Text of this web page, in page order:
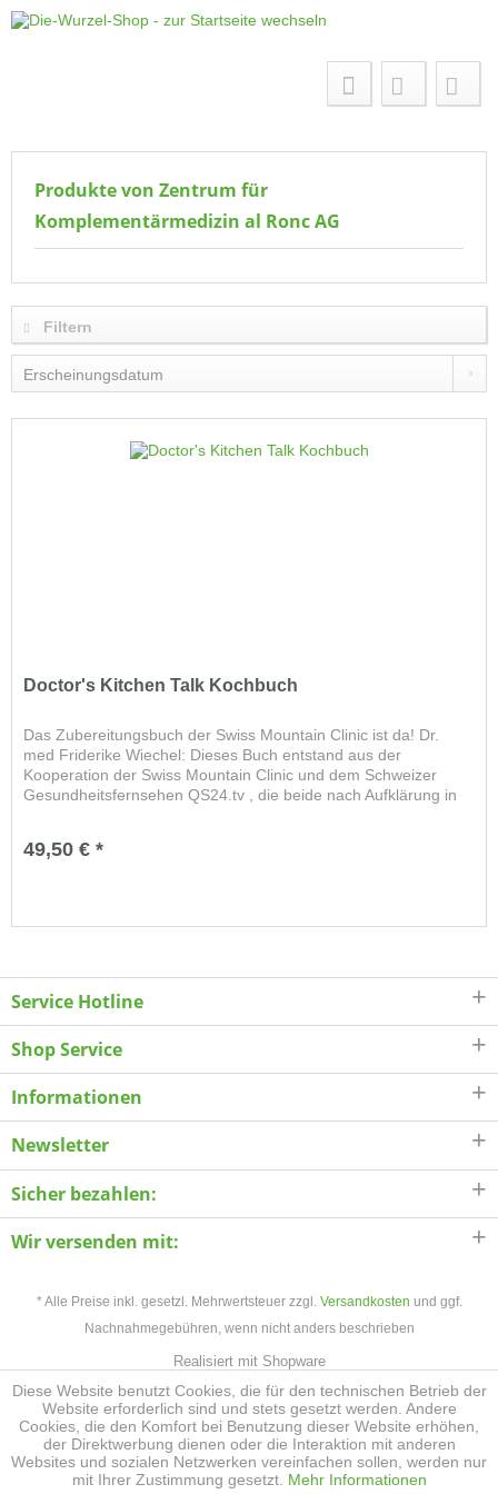
Produkte von Zentrum für
Komplementärmedizin al Ronc AG
Filtern
Doctor's Kitchen Talk Kochbuch
Das Zubereitungsbuch der Swiss Mountain Clinic ist da! Dr.
med Friderike Wiechel: Dieses Buch entstand aus der
Kooperation der Swiss Mountain Clinic und dem Schweizer
Gesundheitsfernsehen QS24.tv , die beide nach Aufklärung in
49,50 € *
Service Hotline
Shop Service
Informationen
Newsletter
Sicher bezahlen:
Wir versenden mit:
* Alle Preise inkl. gesetzl. Mehrwertsteuer zzgl. Versandkosten und ggf.
Nachnahmegebühren, wenn nicht anders beschrieben
Realisiert mit Shopware
Diese Website benutzt Cookies, die für den technischen Betrieb der
Website erforderlich sind und stets gesetzt werden. Andere
Cookies, die den Komfort bei Benutzung dieser Website erhöhen,
der Direktwerbung dienen oder die Interaktion mit anderen
Websites und sozialen Netzwerken vereinfachen sollen, werden nur
mit Ihrer Zustimmung gesetzt. Mehr Informationen